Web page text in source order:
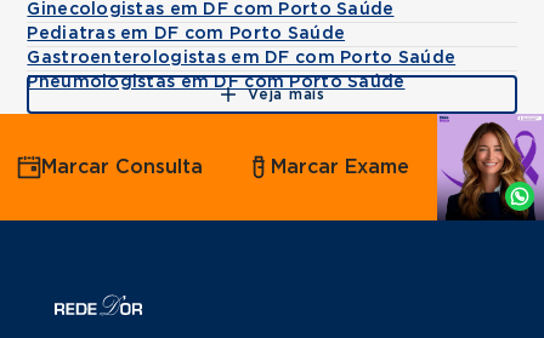
Ginecologistas em DF com Porto Saúde
Pediatras em DF com Porto Saúde
Gastroenterologistas em DF com Porto Saúde
Pneumologistas em DF com Porto Saúde
Veja mais
Agende
por
Whatsapp
Marcar Consulta Marcar Exame